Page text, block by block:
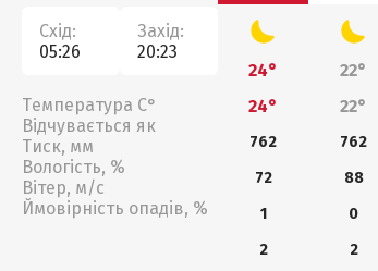
Схід:
05:26
Захід:
20:23
Температура С°
Відчувається як
Тиск, мм
Вологість, %
Вітер, м/с
Ймовірність опадів, %
24° 22°
24°
22°
762 762
72
88
1
0
2
2